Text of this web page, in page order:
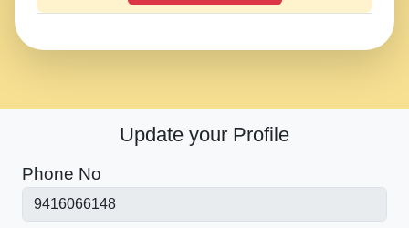
Update your Profile
Phone No